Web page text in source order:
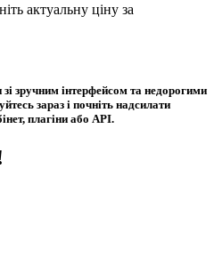
актуальну ціну за
зручним інтерфейсом та недорогими
зараз і почніть надсилати
плагіни або API.